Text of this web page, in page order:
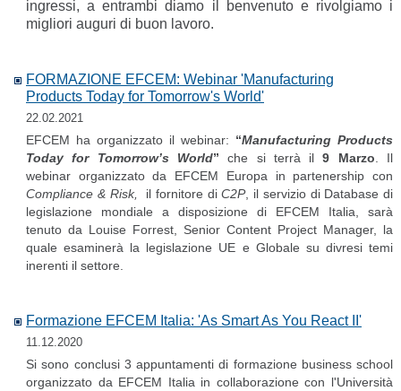
ingressi, a entrambi diamo il benvenuto e rivolgiamo i
migliori auguri di buon lavoro.
FORMAZIONE EFCEM: Webinar 'Manufacturing
Products Today for Tomorrow's World'
22.02.2021
EFCEM ha organizzato il webinar: “Manufacturing Products
Today for Tomorrow’s World” che si terrà il 9 Marzo . Il
webinar organizzato da EFCEM Europa in partenership con
Compliance & Risk,
il fornitore diC2P, il servizio di Database di
legislazione mondiale a disposizione di EFCEM Italia, sarà
tenuto da Louise Forrest, Senior Content Project Manager, la
quale esaminerà la legislazione UE e Globale su divresi temi
inerenti il settore.
Formazione EFCEM Italia: 'As Smart As You React II'
11.12.2020
Si sono conclusi 3 appuntamenti di formazione business school
organizzato da EFCEM Italia in collaborazione con l'Università